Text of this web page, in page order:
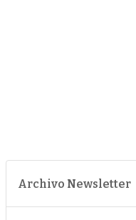
Archivo Newsletter